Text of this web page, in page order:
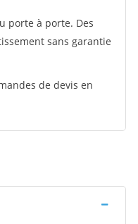
porte à porte. Des
sans garantie
de devis en